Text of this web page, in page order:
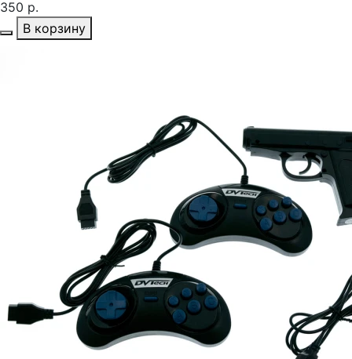
350 р.
В корзину